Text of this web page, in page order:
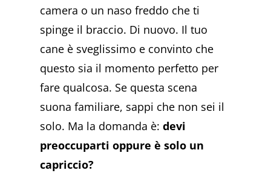
camera o un naso freddo che ti
spinge il braccio. Di nuovo. Il tuo
cane è sveglissimo e convinto che
questo sia il momento perfetto per
fare qualcosa. Se questa scena
suona familiare, sappi che non sei il
solo. Ma la domanda è:devi
preoccuparti oppure è solo un
capriccio?